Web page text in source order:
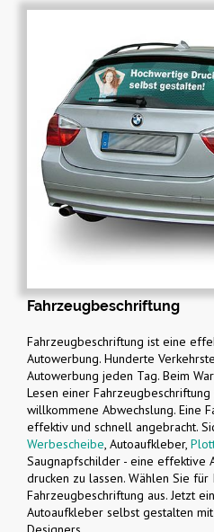
Fahrzeugbeschriftung
Fahrzeugbeschriftung ist eine
Autowerbung. Hunderte
Autowerbung jeden Tag. Beim
Lesen einer
willkommene Abwechslung. Eine
effektiv und schnell angebracht.
Werbescheibe, Autoaufkleber,
Saugnapfschilder - eine effektive
drucken zu lassen. Wählen Sie
Fahrzeugbeschriftung aus. Jetzt
Autoaufkleber selbst gestalten